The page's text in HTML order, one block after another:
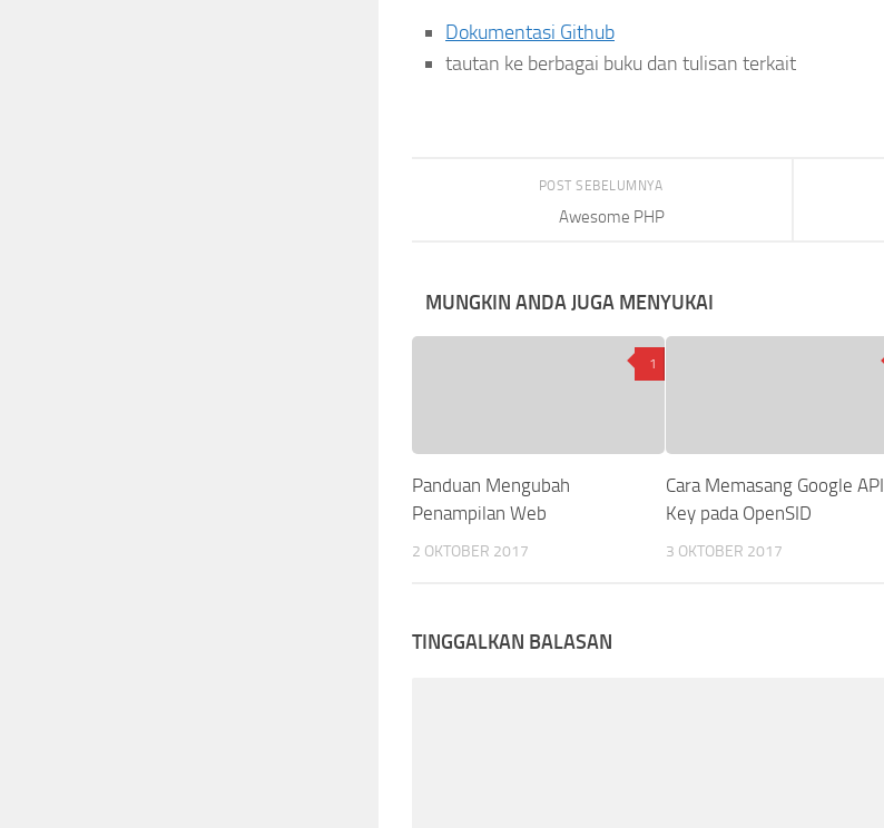
Dokumentasi Github
tautan ke berbagai buku dan tulisan terkait
POST SEBELUMNYA
Awesome PHP
MUNGKIN ANDA JUGA MENYUKAI
1
Panduan Mengubah
Penampilan Web
2 OKTOBER 2017
Cara Memasang Google API
Key pada OpenSID
3 OKTOBER 2017
TINGGALKAN BALASAN